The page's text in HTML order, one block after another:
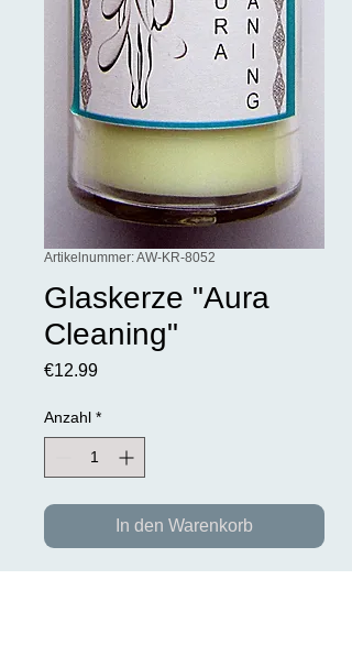
Artikelnummer: AW-KR-8052
Glaskerze "Aura
Cleaning"
€12.99Preis
Anzahl *
In den Warenkorb